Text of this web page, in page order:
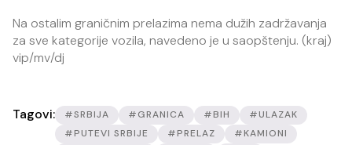
Na ostalim graničnim prelazima nema dužih zadržavanja
za sve kategorije vozila, navedeno je u saopštenju. (kraj)
vip/mv/dj
Tagovi: #SRBIJA #GRANICA #BIH
#ULAZAK
#PUTEVI SRBIJE
#PRELAZ
#KAMIONI